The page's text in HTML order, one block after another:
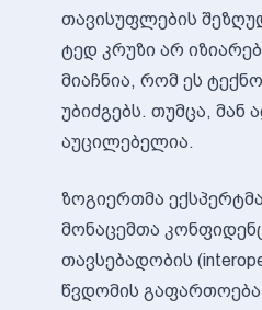
თავისუფლების
ტედ კრუზი არ
მიაჩნია, რომ ეს
უბიძგებს. თუმცა, მან
აუცილებელია.
ზოგიერთმა
მონაცემთა
თავსებადობის
წვდომის